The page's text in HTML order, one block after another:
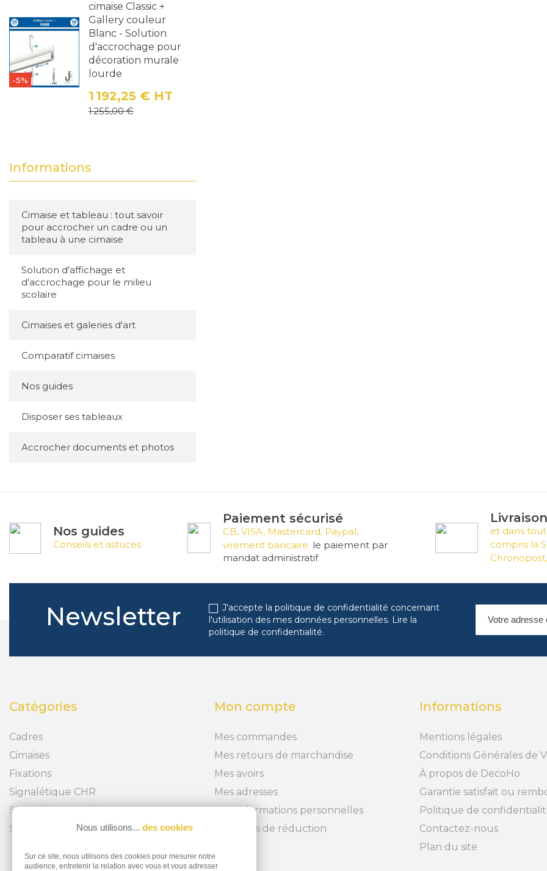
-5%
cimaise Classic +
Gallery couleur
Blanc - Solution
d'accrochage pour
décoration murale
lourde
Prix
1 192,25 € HT
Prix de base
1 255,00 €
Informations
Cimaise et tableau : tout savoir
pour accrocher un cadre ou un
tableau à une cimaise
Solution d'affichage et
d'accrochage pour le milieu
scolaire
Cimaises et galeries d'art
Comparatif cimaises
Nos guides
Disposer ses tableaux
Accrocher documents et photos
Nos guides
Conseils et astuces
Paiement sécurisé
CB, VISA, Mastercard, Paypal,
virement bancaire. le paiement par
mandat administratif
et dans
compris la
Newsletter
J'accepte la politique de confidentialité concernant
l'utilisation des mes données personnelles. Lire la
politique de confidentialité.
Catégories
Cadres
Cimaises
Fixations
Signalétique CHR
Signalétique extérieure
Signalétique intérieure
Mon compte
Mes commandes
Mes retours de marchandise
Mes avoirs
Mes adresses
Mes informations personnelles
Mes bons de réduction
Informations
Mentions légales
Conditions Générales de
À propos de DecoHo
Garantie satisfait ou
Politique de
Contactez-nous
Plan du site
Nous utilisons... des cookies
Sur ce site, nous utilisons des cookies pour mesurer notre
audience, entretenir la relation avec vous et vous adresser